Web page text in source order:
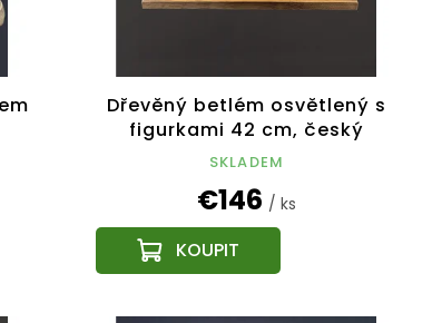
Dřevěný betlém osvětlený s
figurkami 42 cm, český
výrobek
SKLADEM
€146 / ks